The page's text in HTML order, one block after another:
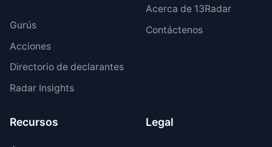
Gurús
Acciones
Directorio de declarantes
Radar Insights
Acerca de 13Radar
Contáctenos
Recursos Legal